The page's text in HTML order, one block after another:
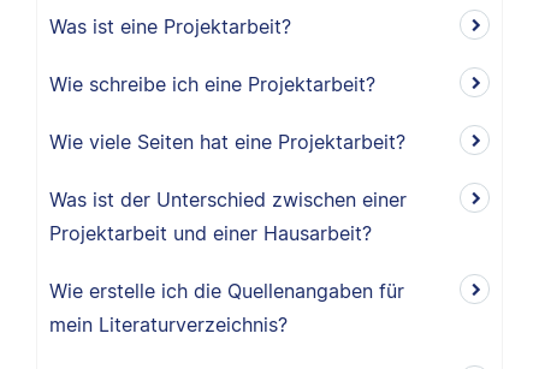
Was ist eine Projektarbeit?
Wie schreibe ich eine Projektarbeit?
Wie viele Seiten hat eine Projektarbeit?
Was ist der Unterschied zwischen einer
Projektarbeit und einer Hausarbeit?
Wie erstelle ich die Quellenangaben für
mein Literaturverzeichnis?